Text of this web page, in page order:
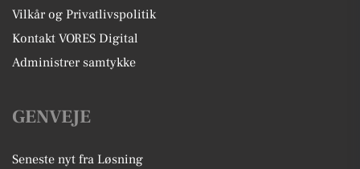
Vilkår og Privatlivspolitik
Kontakt VORES Digital
Administrer samtykke
GENVEJE
Seneste nyt fra Løsning